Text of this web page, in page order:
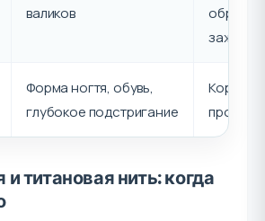
валиков
Форма ногтя, обувь,
глубокое подстригание
титановая нить: когда